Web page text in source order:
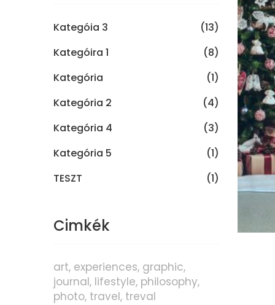
Kategóia 3
(13)
Kategóira 1
(8)
Kategória
(1)
Kategória 2
(4)
Kategória 4
(3)
Kategória 5
(1)
TESZT
(1)
Cimkék
art experiences graphic
journal lifestyle philosophy
photo travel treval